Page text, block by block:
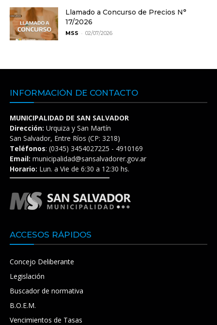
Llamado a Concurso de Precios N°
17/2026
MSS - 02/07/2026
INFORMACIÓN DE CONTACTO
MUNICIPALIDAD DE SAN SALVADOR
Dirección: Urquiza y San Martín
San Salvador, Entre Ríos (CP: 3218)
Teléfonos: (0345) 3454027225 - 4910169
Email: municipalidad@sansalvadorer.gov.ar
Horario: Lun. a Vie de 6:30 a 12:30 hs.
ACCESOS RÁPIDOS
Concejo Deliberante
Legislación
Buscador de normativa
B.O.E.M.
Vencimientos de Tasas